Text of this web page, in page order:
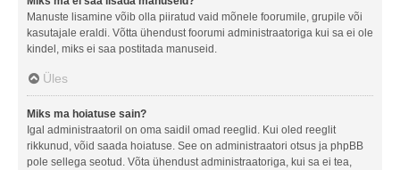
Manuste lisamine võib olla piiratud vaid mõnele foorumile, grupile või
kasutajale eraldi. Võtta ühendust foorumi administraatoriga kui sa ei ole
kindel, miks ei saa postitada manuseid.
Üles
Miks ma hoiatuse sain?
Igal administraatoril on oma saidil omad reeglid. Kui oled reeglit
rikkunud, võid saada hoiatuse. See on administraatori otsus ja phpBB
pole sellega seotud. Võta ühendust administraatoriga, kui sa ei tea,